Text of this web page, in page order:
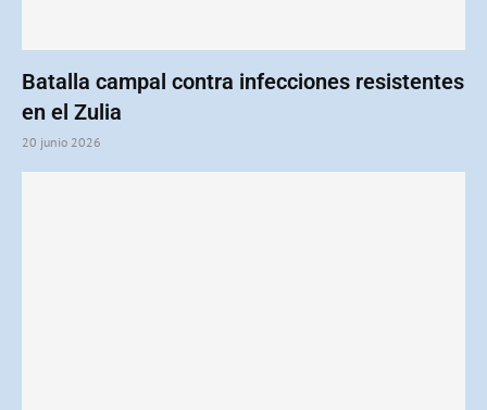
Batalla campal contra infecciones resistentes
en el Zulia
20 junio 2026